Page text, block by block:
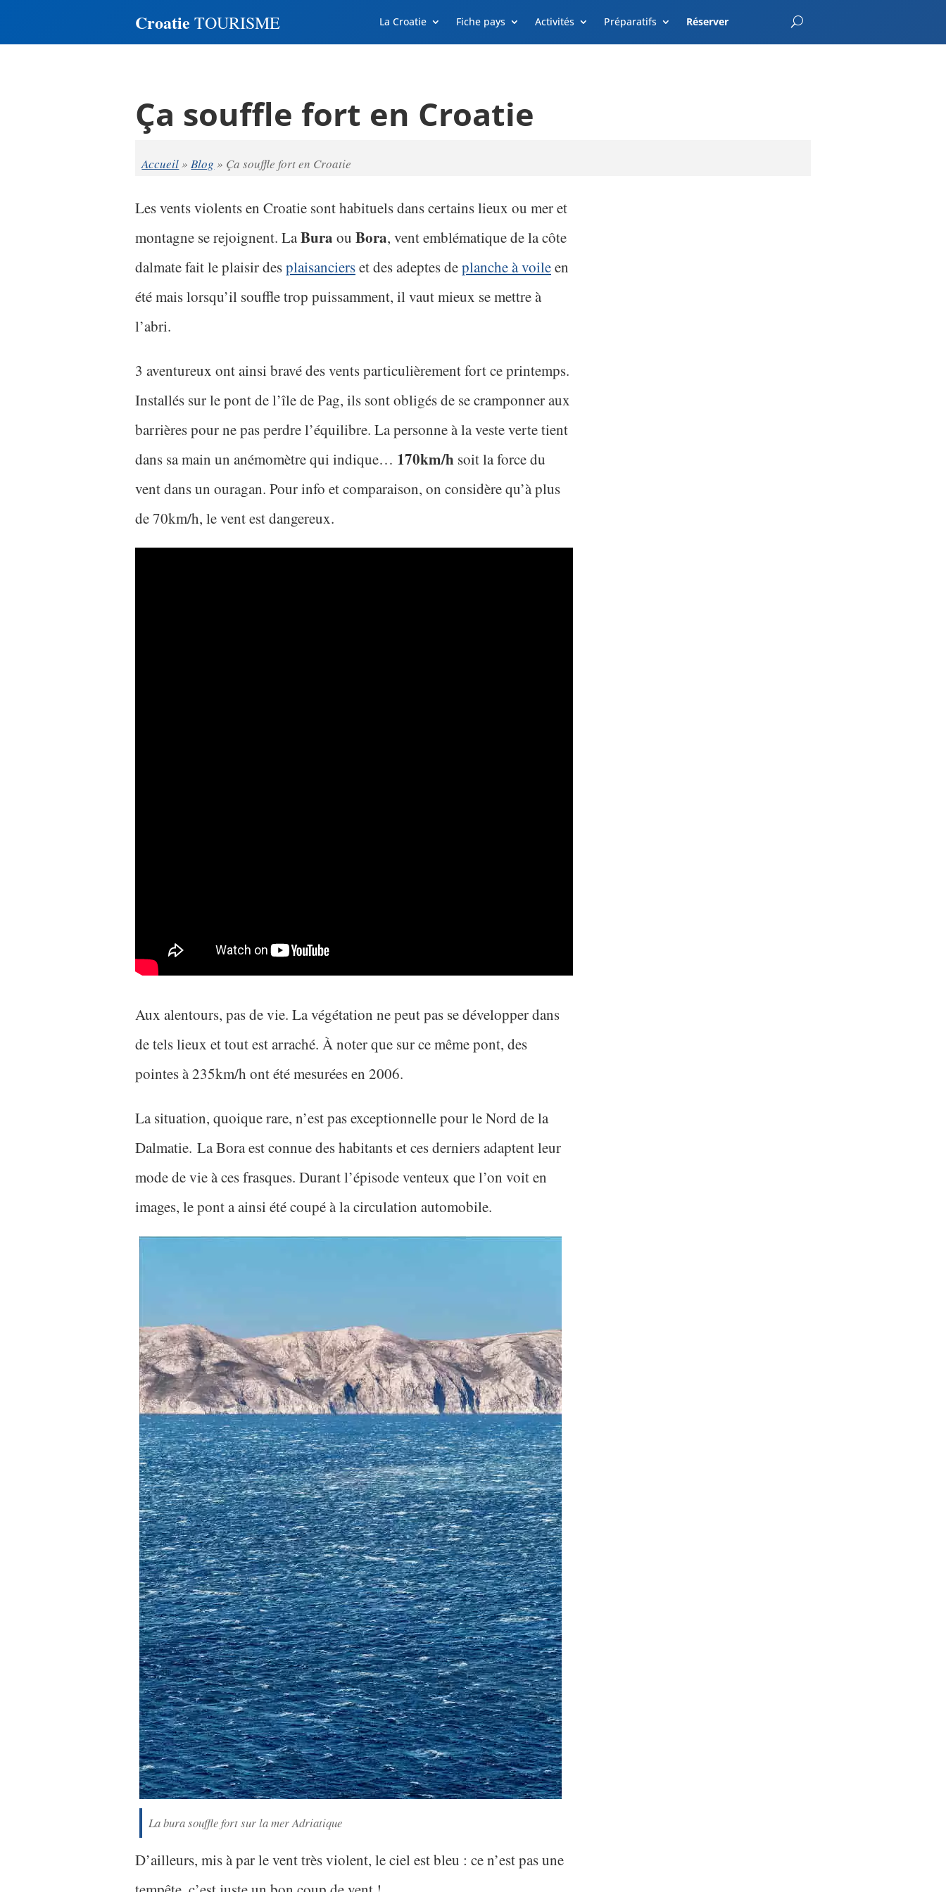
Croatie TOURISME La Croatie Fiche pays Activités Préparatifs Réserver EnterCroatia.com
Ça souffle fort en Croatie
Accueil»Blog » Ça souffle fort en Croatie
Les vents violents en Croatie sont habituels dans certains lieux ou mer et
montagne se rejoignent. LaBura ou Bora, vent emblématique de la côte
dalmate fait le plaisir desplaisancierset des adeptes deplanche à voileen
été mais lorsqu’il souffle trop puissamment, il vaut mieux se mettre à
l’abri.
3 aventureux ont ainsi bravé des vents particulièrement fort ce printemps.
Installés sur le pont de l’île de Pag, ils sont obligés de se cramponner aux
barrières pour ne pas perdre l’équilibre. La personne à la veste verte tient
dans sa main un anémomètre qui indique… 170km/h soit la force du
vent dans un ouragan. Pour info et comparaison, on considère qu’à plus
de 70km/h, le vent est dangereux.
Aux alentours, pas de vie. La végétation ne peut pas se développer dans
de tels lieux et tout est arraché. À noter que sur ce même pont, des
pointes à 235km/h ont été mesurées en 2006.
La situation, quoique rare, n’est pas exceptionnelle pour le Nord de la
Dalmatie. La Bora est connue des habitants et ces derniers adaptent leur
mode de vie à ces frasques. Durant l’épisode venteux que l’on voit en
images, le pont a ainsi été coupé à la circulation automobile.
La bura souffle fort sur la mer Adriatique
D’ailleurs, mis à par le vent très violent, le ciel est bleu : ce n’est pas une